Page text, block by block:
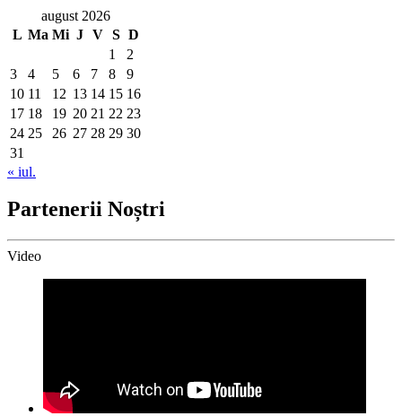
august 2026
L Ma Mi J V S D
1
2
3
4 5 6 7 8
9
10 11 12 13 14 15 16
17 18 19 20 21 22 23
24 25 26 27 28 29 30
31
« iul.
Partenerii Noștri
Video